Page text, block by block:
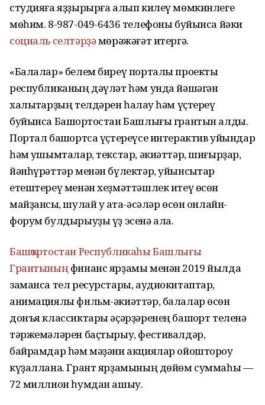
студияға яҙҙырырға алып килеү мөмкинлеге
мөһим. 8-987-049-6436 телефоны буйынса йәки
социаль селтәрҙәмөрәжәғәт итергә.
«Балалар» белем биреү порталы проекты
республиканың дәүләт һәм унда йәшәгән
халыҡтарҙың телдәрен һаҡлау һәм үҫтереү
буйынса Башҡортостан Башлығы грантын алды.
Портал башҡортса үҫтереүсе интерактив уйындар
һәм ҡушымталар, текстар, әкиәттәр, шиғырҙар,
йәнһүрәттәр менән бүлектәр, уйынсыҡтар
етештереү менән хеҙмәттәшлек итеү өсөн
майҙансыҡ, шулай уҡ ата-әсәләр өсөн онлайн-
форум булдырыуҙы үҙ эсенә ала.
Башҡортостан Республикаһы Башлығы
Грантыныңфинанс ярҙамы менән 2019 йылда
заманса тел ресурстары, аудиокитаптар,
анимациялы фильм-әкиәттәр, балалар өсөн
донъя классиктары әҫәрҙәренең башҡорт теленә
тәржемәләрен баҫтырыу, фестивалдәр,
байрамдар һәм мәҙәни акциялар ойоштороу
күҙаллана. Грант ярҙамының дөйөм суммаһы —
72 миллион һумдан ашыу.